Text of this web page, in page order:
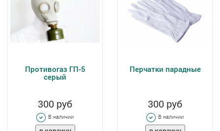
Противогаз ГП-5
серый
300 руб
В наличии
Перчатки парадные
300 руб
В наличии